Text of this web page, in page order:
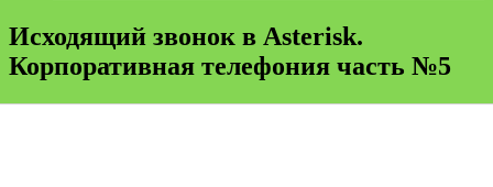
Исходящий звонок в Asterisk.
Корпоративная телефония часть №5